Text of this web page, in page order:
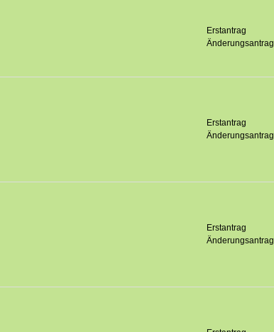
Erstantrag
Änderungsantrag
Erstantrag
Änderungsantrag
Erstantrag
Änderungsantrag